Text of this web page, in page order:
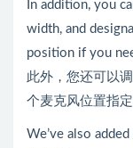
In addition, you
width, and
position if you
此外，您还可以
个麦克风位置指定
We’ve also